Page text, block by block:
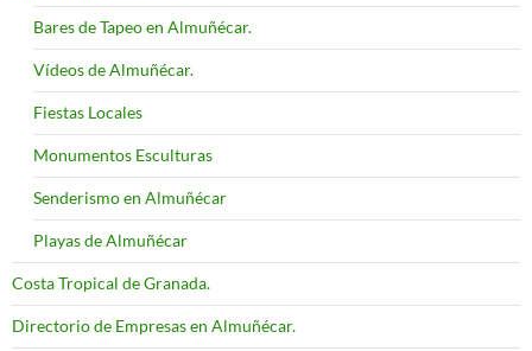
Bares de Tapeo en Almuñécar.
Vídeos de Almuñécar.
Fiestas Locales
Monumentos Esculturas
Senderismo en Almuñécar
Playas de Almuñécar
Costa Tropical de Granada.
Directorio de Empresas en Almuñécar.